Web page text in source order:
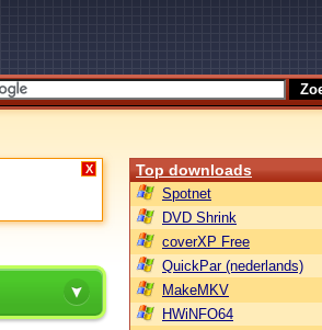
X Top downloads
Spotnet
DVD Shrink
coverXP Free
QuickPar (nederlands)
MakeMKV
HWiNFO64